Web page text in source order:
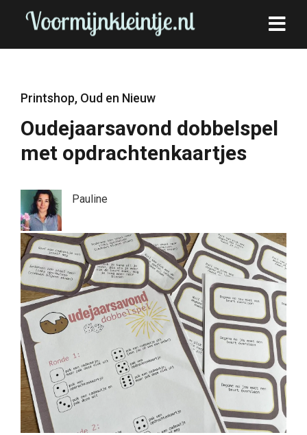
Printshop, Oud en Nieuw
Oudejaarsavond dobbelspel
met opdrachtenkaartjes
Pauline